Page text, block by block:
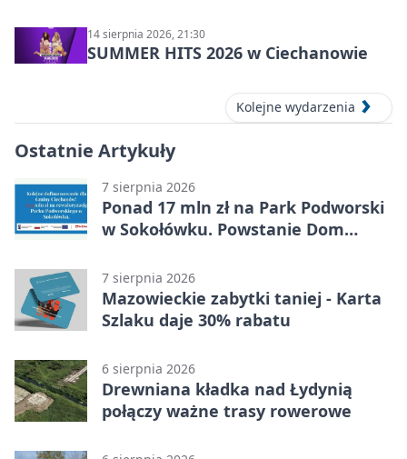
14 sierpnia 2026, 21:30
SUMMER HITS 2026 w Ciechanowie
Kolejne wydarzenia
Ostatnie Artykuły
7 sierpnia 2026
Ponad 17 mln zł na Park Podworski
w Sokołówku. Powstanie Dom
7 sierpnia 2026
Mazowieckie zabytki taniej - Karta
Szlaku daje 30% rabatu
6 sierpnia 2026
Drewniana kładka nad Łydynią
połączy ważne trasy rowerowe